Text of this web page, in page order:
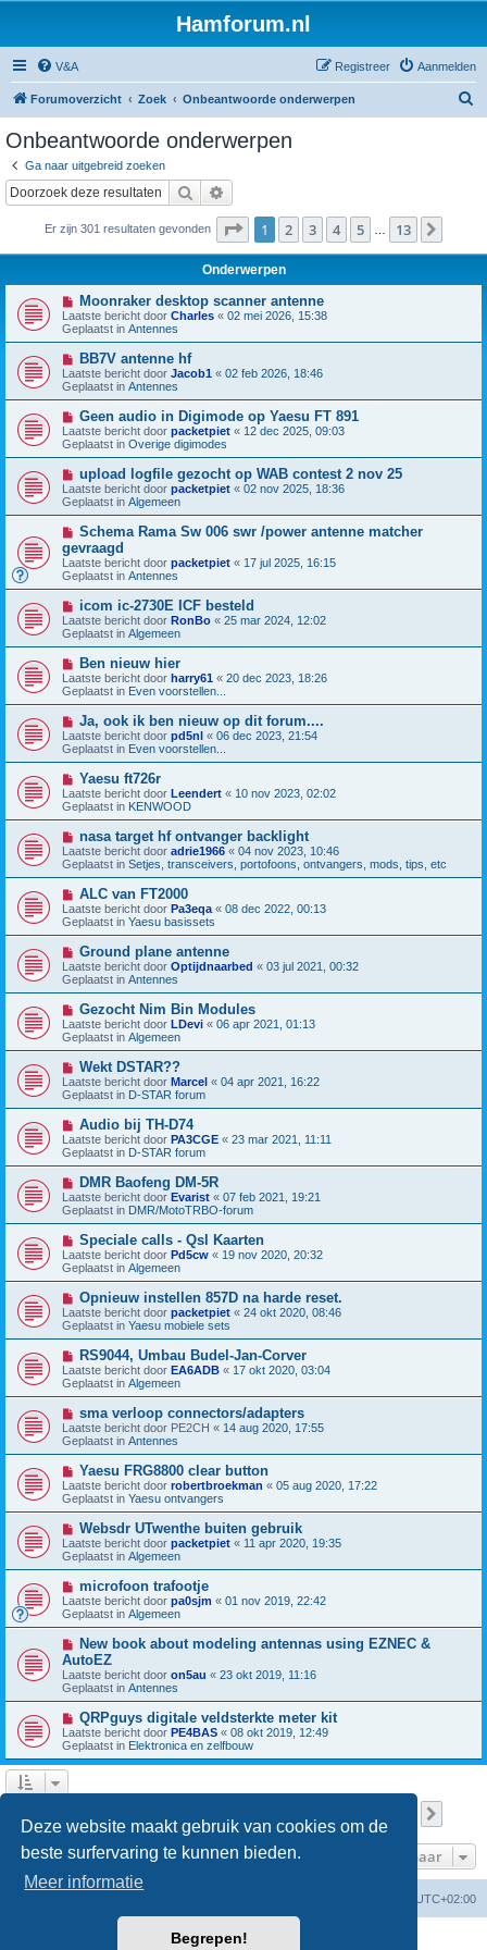
Deze website maakt gebruik van cookies om de
beste surfervaring te kunnen bieden.
Meer informatie
Begrepen!
Hamforum.nl
V&A Aanmelden
Registreer
Forumoverzicht Zoek Onbeantwoorde onderwerpen
Onbeantwoorde onderwerpen
Ga naar uitgebreid zoeken
Zoek
Er zijn 301 resultaten gevonden Pagina van 13
1 2 3 4 5 13
Onderwerpen
N
i
e
u
w
b
e
r
i
c
h
t
Moonraker desktop scanner antenne
Laatste bericht door Charles « 02 mei 2026, 15:38
Geplaatst in Antennes
N
i
e
u
w
b
e
r
i
c
h
t
BB7V antenne hf
Laatste bericht door Jacob1 « 02 feb 2026, 18:46
Geplaatst in Antennes
N
i
e
u
b
e
r
i
c
h
t
Geen audio in Digimode op Yaesu FT 891
Laatste bericht door packetpiet « 12 dec 2025, 09:03
Geplaatst in Overige digimodes
N
i
e
u
w
b
e
r
i
c
h
upload logfile gezocht op WAB contest 2 nov 25
Laatste bericht door packetpiet « 02 nov 2025, 18:36
Geplaatst in Algemeen
N
e
u
w
b
e
r
i
c
h
Schema Rama Sw 006 swr /power antenne matcher
gevraagd
Laatste bericht door packetpiet « 17 jul 2025, 16:15
Geplaatst in Antennes
N
i
e
u
w
b
e
r
i
c
h
t
icom ic-2730E ICF besteld
Laatste bericht door RonBo « 25 mar 2024, 12:02
Geplaatst in Algemeen
N
i
e
u
w
b
e
r
i
c
h
t
Ben nieuw hier
Laatste bericht door harry61 « 20 dec 2023, 18:26
Geplaatst in Even voorstellen...
N
i
e
u
w
e
r
i
c
h
t
Ja, ook ik ben nieuw op dit forum....
Laatste bericht door pd5nl « 06 dec 2023, 21:54
Geplaatst in Even voorstellen...
N
i
e
u
b
e
r
i
c
h
t
Yaesu ft726r
Laatste bericht door Leendert « 10 nov 2023, 02:02
Geplaatst in KENWOOD
N
i
e
u
w
b
e
r
i
c
h
t
nasa target hf ontvanger backlight
Laatste bericht door adrie1966 « 04 nov 2023, 10:46
Geplaatst in Setjes, transceivers, portofoons, ontvangers, mods, tips, etc
N
i
e
u
w
b
e
r
i
c
h
t
ALC van FT2000
Laatste bericht door Pa3eqa « 08 dec 2022, 00:13
Geplaatst in Yaesu basissets
N
i
e
u
w
b
e
r
i
c
h
t
Ground plane antenne
Laatste bericht door Optijdnaarbed « 03 jul 2021, 00:32
Geplaatst in Antennes
N
i
e
u
w
b
e
r
i
c
h
t
Gezocht Nim Bin Modules
Laatste bericht door LDevi « 06 apr 2021, 01:13
Geplaatst in Algemeen
N
i
e
u
w
b
e
r
i
h
t
Wekt DSTAR??
Laatste bericht door Marcel « 04 apr 2021, 16:22
Geplaatst in D-STAR forum
N
i
e
u
w
b
e
r
i
c
h
t
Audio bij TH-D74
Laatste bericht door PA3CGE « 23 mar 2021, 11:11
Geplaatst in D-STAR forum
N
i
e
u
w
b
e
r
i
c
h
t
DMR Baofeng DM-5R
Laatste bericht door Evarist « 07 feb 2021, 19:21
Geplaatst in DMR/MotoTRBO-forum
N
i
e
u
w
b
e
r
i
h
t
Speciale calls - Qsl Kaarten
Laatste bericht door Pd5cw « 19 nov 2020, 20:32
Geplaatst in Algemeen
N
i
e
u
w
b
e
r
i
c
h
t
Opnieuw instellen 857D na harde reset.
Laatste bericht door packetpiet « 24 okt 2020, 08:46
Geplaatst in Yaesu mobiele sets
N
i
e
u
b
e
r
i
c
h
t
RS9044, Umbau Budel-Jan-Corver
Laatste bericht door EA6ADB « 17 okt 2020, 03:04
Geplaatst in Algemeen
N
i
e
u
w
e
r
i
c
h
t
sma verloop connectors/adapters
Laatste bericht door PE2CH « 14 aug 2020, 17:55
Geplaatst in Antennes
N
i
e
u
w
b
e
r
i
c
h
t
Yaesu FRG8800 clear button
Laatste bericht door robertbroekman « 05 aug 2020, 17:22
Geplaatst in Yaesu ontvangers
N
i
e
u
b
e
r
i
h
t
Websdr UTwenthe buiten gebruik
Laatste bericht door packetpiet « 11 apr 2020, 19:35
Geplaatst in Algemeen
N
i
e
u
w
b
e
r
i
c
h
microfoon trafootje
Laatste bericht door pa0sjm « 01 nov 2019, 22:42
Geplaatst in Algemeen
N
e
u
w
b
e
r
i
c
New book about modeling antennas using EZNEC &
AutoEZ
Laatste bericht door on5au « 23 okt 2019, 11:16
Geplaatst in Antennes
N
i
e
u
w
e
c
t
QRPguys digitale veldsterkte meter kit
Laatste bericht door PE4BAS « 08 okt 2019, 12:49
Geplaatst in Elektronica en zelfbouw
Ga naar
UTC+02:00
phpBB® Forum Software © phpBB Limited